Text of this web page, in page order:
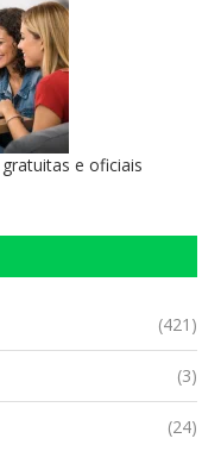
e oficiais
(421)
(3)
(24)